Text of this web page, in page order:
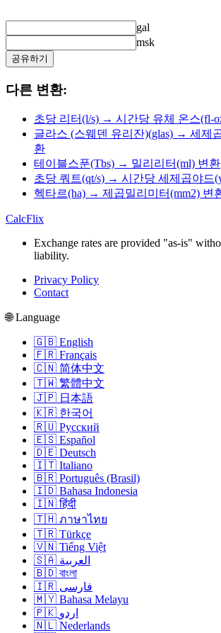
gal
msk
공유하기
다른 변환:
초당 리터(l/s) → 시간당 유체 온스(fl-
글라스 (스웨덴 유리잔)(glas) → 세제
환
테이블스푼(Tbs) → 밀리리터(ml) 변환
초당 쿼트(qt/s) → 시간당 세제곱야드
헥타르(ha) → 제곱밀리미터(mm2) 변
CalcFlix
Exchange rates are provided "as-is"
liability.
Privacy Policy
Contact
🌐 Language
🇬🇧 English
🇫🇷 Français
🇨🇳 简体中文
🇹🇼 繁體中文
🇯🇵 日本語
🇰🇷 한국어
🇷🇺 Русский
🇪🇸 Español
🇩🇪 Deutsch
🇮🇹 Italiano
🇧🇷 Português (Brasil)
🇮🇩 Bahasa Indonesia
🇮🇳 हिंदी
🇹🇭 ภาษาไทย
🇹🇷 Türkçe
🇻🇳 Tiếng Việt
🇸🇦 العربية
🇧🇩 বাংলা
🇮🇷 فارسی
🇲🇾 Bahasa Melayu
🇵🇰 اردو
🇳🇱 Nederlands